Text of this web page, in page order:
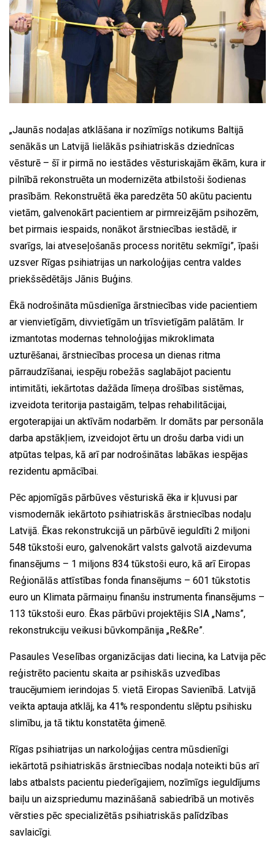
„Jaunās nodaļas atklāšana ir nozīmīgs notikums Baltijā
senākās un Latvijā lielākās psihiatriskās dziednīcas
vēsturē – šī ir pirmā no iestādes vēsturiskajām ēkām, kura ir
pilnībā rekonstruēta un modernizēta atbilstoši šodienas
prasībām. Rekonstruētā ēka paredzēta 50 akūtu pacientu
vietām, galvenokārt pacientiem ar pirmreizējām psihozēm,
bet pirmais iespaids, nonākot ārstniecības iestādē, ir
svarīgs, lai atveseļošanās process noritētu sekmīgi”, īpaši
uzsver Rīgas psihiatrijas un narkoloģijas centra valdes
priekšsēdētājs Jānis Buģins.
Ēkā nodrošināta mūsdienīga ārstniecības vide pacientiem
ar vienvietīgām, divvietīgām un trīsvietīgām palātām. Ir
izmantotas modernas tehnoloģijas mikroklimata
uzturēšanai, ārstniecības procesa un dienas ritma
pārraudzīšanai, iespēju robežās saglabājot pacientu
intimitāti, iekārtotas dažāda līmeņa drošības sistēmas,
izveidota teritorija pastaigām, telpas rehabilitācijai,
ergoterapijai un aktīvām nodarbēm. Ir domāts par personāla
darba apstākļiem, izveidojot ērtu un drošu darba vidi un
atpūtas telpas, kā arī par nodrošinātas labākas iespējas
rezidentu apmācībai.
Pēc apjomīgās pārbūves vēsturiskā ēka ir kļuvusi par
vismodernāk iekārtoto psihiatriskās ārstniecības nodaļu
Latvijā. Ēkas rekonstrukcijā un pārbūvē ieguldīti 2 miljoni
548 tūkstoši euro, galvenokārt valsts galvotā aizdevuma
finansējums – 1 miljons 834 tūkstoši euro, kā arī Eiropas
Reģionālās attīstības fonda finansējums – 601 tūkstotis
euro un Klimata pārmaiņu finanšu instrumenta finansējums –
113 tūkstoši euro. Ēkas pārbūvi projektējis SIA „Nams”,
rekonstrukciju veikusi būvkompānija „Re&Re”.
Pasaules Veselības organizācijas dati liecina, ka Latvija pēc
reģistrēto pacientu skaita ar psihiskās uzvedības
traucējumiem ierindojas 5. vietā Eiropas Savienībā. Latvijā
veikta aptauja atklāj, ka 41% respondentu slēptu psihisku
slimību, ja tā tiktu konstatēta ģimenē.
Rīgas psihiatrijas un narkoloģijas centra mūsdienīgi
iekārtotā psihiatriskās ārstniecības nodaļa noteikti būs arī
labs atbalsts pacientu piederīgajiem, nozīmīgs ieguldījums
baiļu un aizspriedumu mazināšanā sabiedrībā un motivēs
vērsties pēc specializētās psihiatriskās palīdzības
savlaicīgi.